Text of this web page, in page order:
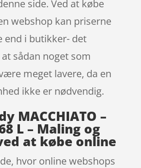
side. Ved at købe
webshop kan priserne
end i butikker- det
sådan noget som
meget lavere, da en
ikke er nødvendig.
MACCHIATO –
L – Maling og
at købe online
hvor online webshops